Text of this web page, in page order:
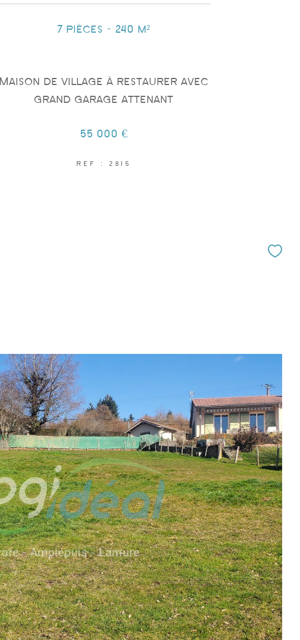
7 pièces - 240 m²
Maison de village à restaurer avec
grand garage attenant
55 000 €
REF : 2815